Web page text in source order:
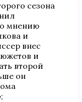
сезона
мнению
и
внес
и
второй
он